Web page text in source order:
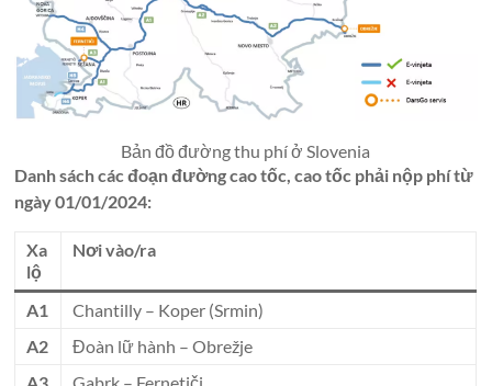
Bản đồ đường thu phí ở Slovenia
Danh sách các đoạn đường cao tốc, cao tốc phải nộp phí từ
ngày 01/01/2024:
Xa
lộ
Nơi vào/ra
A1
Chantilly – Koper (Srmin)
A2
Đoàn lữ hành – Obrežje